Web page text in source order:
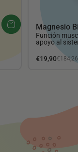
Magnesio
Función
apoyo al
€19,90
Precio€184,26
por